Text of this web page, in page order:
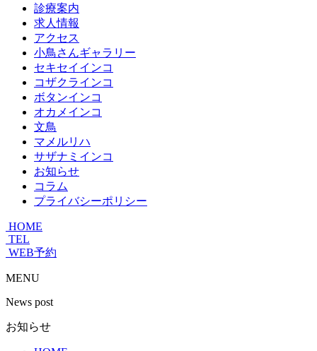
診療案内
求人情報
アクセス
小鳥さんギャラリー
セキセイインコ
コザクラインコ
ボタンインコ
オカメインコ
文鳥
マメルリハ
サザナミインコ
お知らせ
コラム
プライバシーポリシー
HOME
TEL
WEB予約
MENU
News post
お知らせ